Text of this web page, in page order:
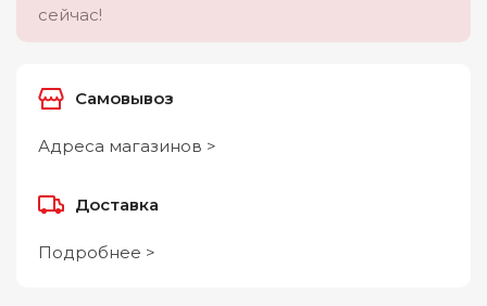
сейчас!
Самовывоз
Адреса магазинов >
Доставка
Подробнее >